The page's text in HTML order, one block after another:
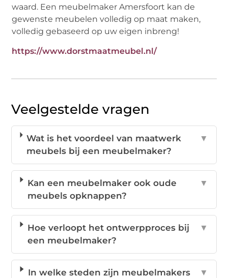
waard. Een meubelmaker Amersfoort kan de
gewenste meubelen volledig op maat maken,
volledig gebaseerd op uw eigen inbreng!
https://www.dorstmaatmeubel.nl/
Veelgestelde vragen
Wat is het voordeel van maatwerk
meubels bij een meubelmaker?
▼
Kan een meubelmaker ook oude
meubels opknappen?
▼
Hoe verloopt het ontwerpproces bij
een meubelmaker?
▼
In welke steden zijn meubelmakers
▼